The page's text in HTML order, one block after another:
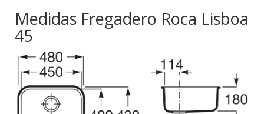
Medidas Fregadero Roca Lisboa
45